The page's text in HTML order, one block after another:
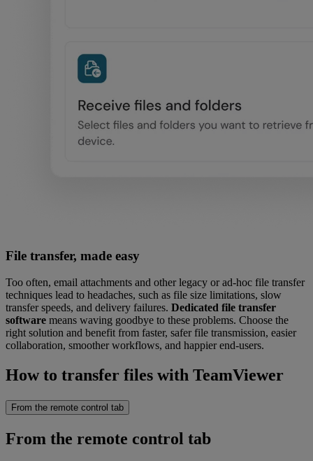
File transfer, made easy
Too often, email attachments and other legacy or ad-hoc file transfer
techniques lead to headaches, such as file size limitations, slow
transfer speeds, and delivery failures. Dedicated file transfer
software means waving goodbye to these problems. Choose the
right solution and benefit from faster, safer file transmission, easier
collaboration, smoother workflows, and happier end-users.
How to transfer files with TeamViewer
From the remote control tab
From the remote control tab